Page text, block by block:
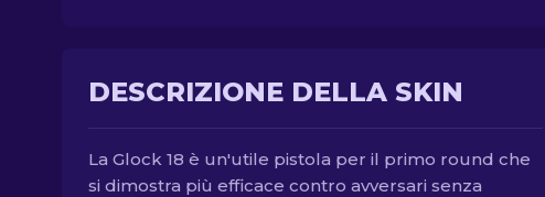
DESCRIZIONE DELLA SKIN
La Glock 18 è un'utile pistola per il primo round che
si dimostra più efficace contro avversari senza